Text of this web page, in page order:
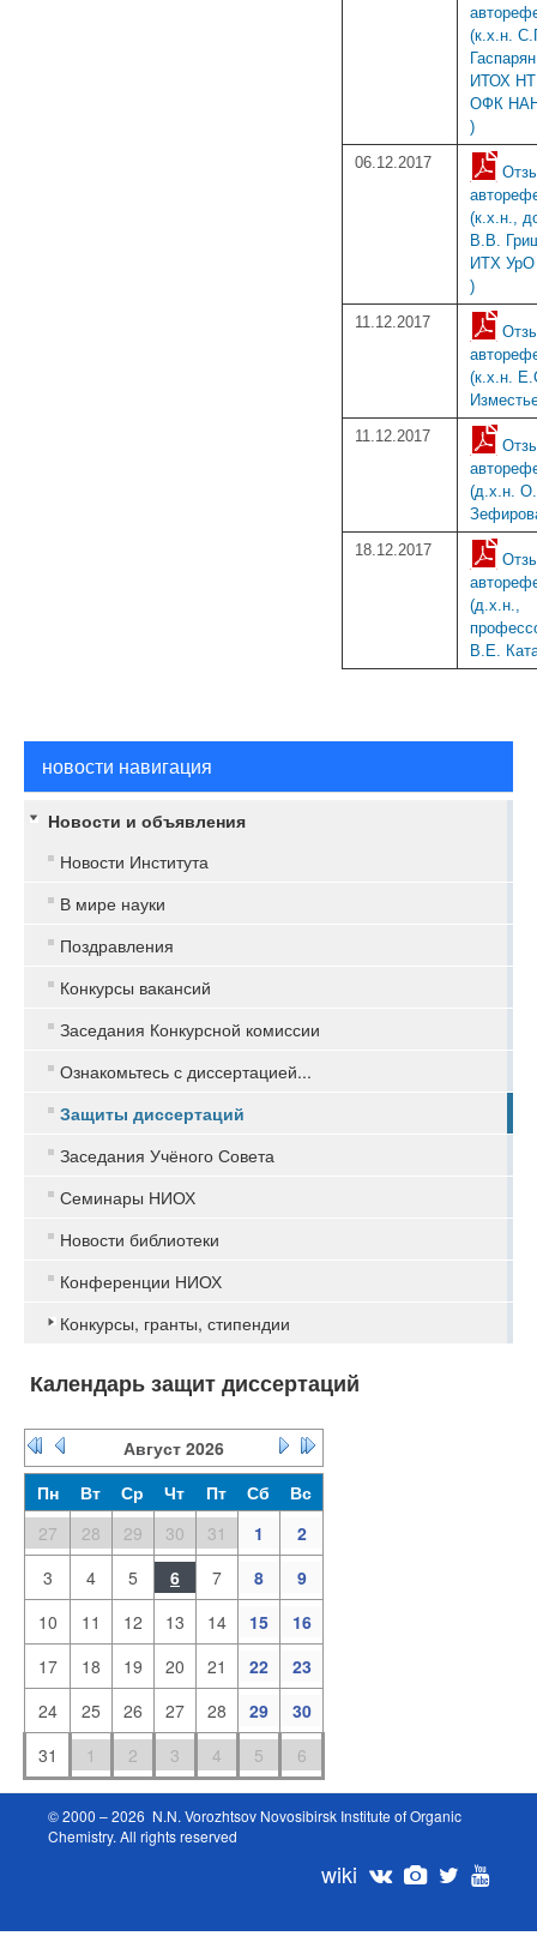
(к.х.н.
ИТОХ
ОФК
)
06.12.2017
(к.х.н.,
В.В.
ИТХ
)
11.12.2017
(к.х.н.
11.12.2017
(д.х.н.
18.12.2017
(д.х.н.,
В.Е.
новости навигация
Новости и объявления
Новости Института
В мире науки
Поздравления
Конкурсы вакансий
Заседания Конкурсной комиссии
Ознакомьтесь с диссертацией...
Защиты диссертаций
Заседания Учёного Совета
Семинары НИОХ
Новости библиотеки
Конференции НИОХ
Конкурсы, гранты, стипендии
Календарь защит диссертаций
Август 2026
Пн
Вт Ср Чт Пт Сб
Вс
27
28 29 30 31 1
2
3
4 5 6 7 8
9
10
11 12 13 14 15
16
17
18 19 20 21 22
23
24
25 26 27 28 29
30
31
1 2 3 4 5 6
© 2000 – 2026 N.N. Vorozhtsov Novosibirsk Institute of Organic
Chemistry. All rights reserved
wiki